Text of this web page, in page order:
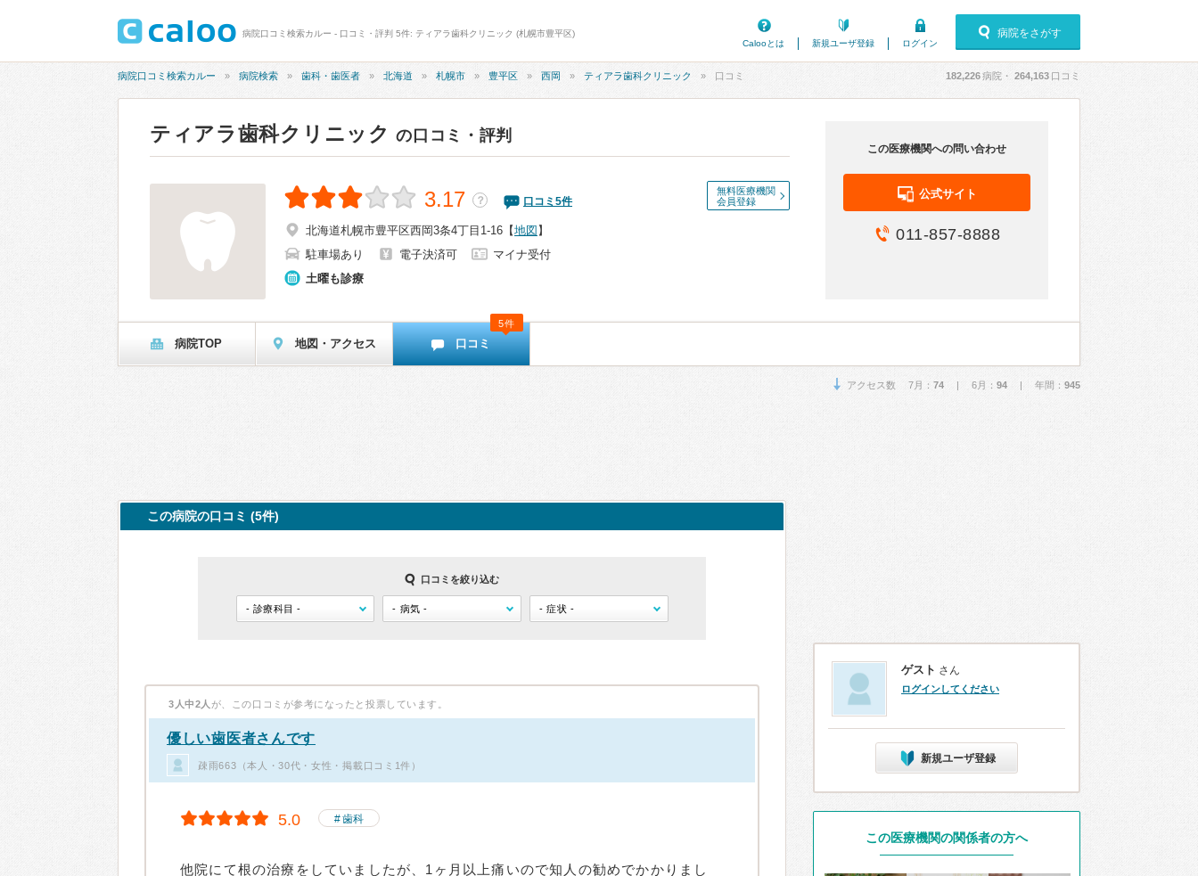
病院口コミ検索カルー - 口コミ・評判 5件: ティアラ歯科クリニック (札幌市豊平区)
Calooとは
新規ユーザ登録 ログイン
病院をさがす
病院口コミ検索カルー 病院検索 歯科・歯医者 北海道 札幌市 豊平区 西岡 ティアラ歯科クリニック 口コミ 182,226病院・ 264,163 口コミ
ティアラ歯科クリニック の口コミ・評判
無料医療機関
会員登録
3.17 ？ 口コミ 5件
北海道札幌市豊平区西岡3条4丁目1-16 【地図 】
駐車場あり
電子決済可
マイナ受付
土曜も診療
この医療機関への問い合わせ
公式サイト
011-857-8888
病院TOP 地図・アクセス 口コミ
5件
アクセス数 7月： 74 | 6月： 94 | 年間： 945
この病院の口コミ (5件)
口コミを絞り込む
3人中2人 が、この口コミが参考になったと投票しています。
優しい歯医者さんです
疎雨663（本人・30代・女性・掲載口コミ1件）
5.0 歯科
他院にて根の治療をしていましたが、1ヶ月以上痛いので知人の勧めでかかりまし
ゲスト さん
ログインしてください
新規ユーザ登録
この医療機関の関係者の方へ